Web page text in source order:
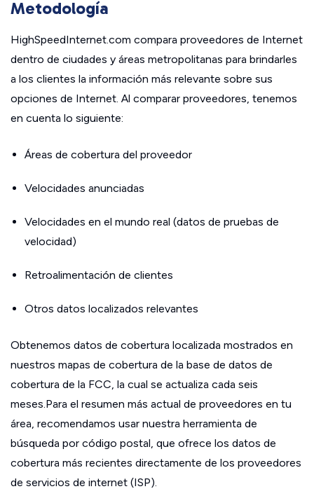
Metodología
HighSpeedInternet.com compara proveedores de Internet
dentro de ciudades y áreas metropolitanas para brindarles
a los clientes la información más relevante sobre sus
opciones de Internet. Al comparar proveedores, tenemos
en cuenta lo siguiente:
Áreas de cobertura del proveedor
Velocidades anunciadas
Velocidades en el mundo real (datos de pruebas de
velocidad)
Retroalimentación de clientes
Otros datos localizados relevantes
Obtenemos datos de cobertura localizada mostrados en
nuestros mapas de cobertura de la base de datos de
cobertura de la FCC, la cual se actualiza cada seis
meses.Para el resumen más actual de proveedores en tu
área, recomendamos usar nuestra herramienta de
búsqueda por código postal, que ofrece los datos de
cobertura más recientes directamente de los proveedores
de servicios de internet (ISP).